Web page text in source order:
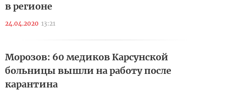
в регионе
24.04.2020 13:21
Морозов: 60 медиков Карсунской
больницы вышли на работу после
карантина